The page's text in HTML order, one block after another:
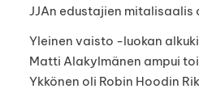
JJAn edustajien mitalisaalis
Yleinen vaisto -luokan
Matti Alakylmänen ampui
Ykkönen oli Robin Hoodin